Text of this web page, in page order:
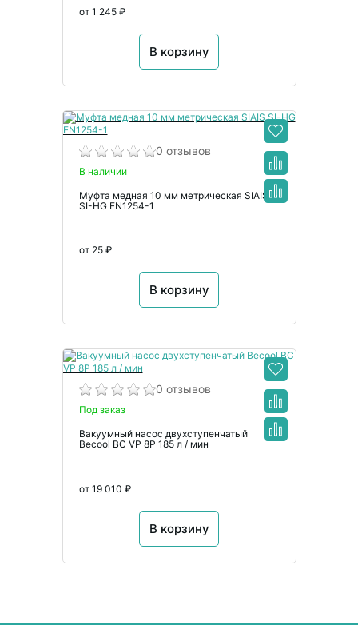
от 1 245 ₽
В корзину
0 отзывов
В наличии
Муфта медная 10 мм метрическая SIAIS
SI-HG EN1254-1
от 25 ₽
В корзину
0 отзывов
Под заказ
Вакуумный насос двухступенчатый
Becool BC VP 8P 185 л / мин
от 19 010 ₽
В корзину